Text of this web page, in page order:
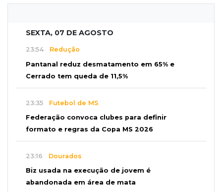
SEXTA, 07 DE AGOSTO
23:54 Redução
Pantanal reduz desmatamento em 65% e
Cerrado tem queda de 11,5%
23:35 Futebol de MS
Federação convoca clubes para definir
formato e regras da Copa MS 2026
23:16 Dourados
Biz usada na execução de jovem é
abandonada em área de mata